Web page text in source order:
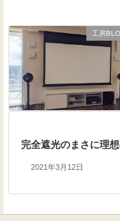
工房
完全遮光のまさに理
2021年3月12日